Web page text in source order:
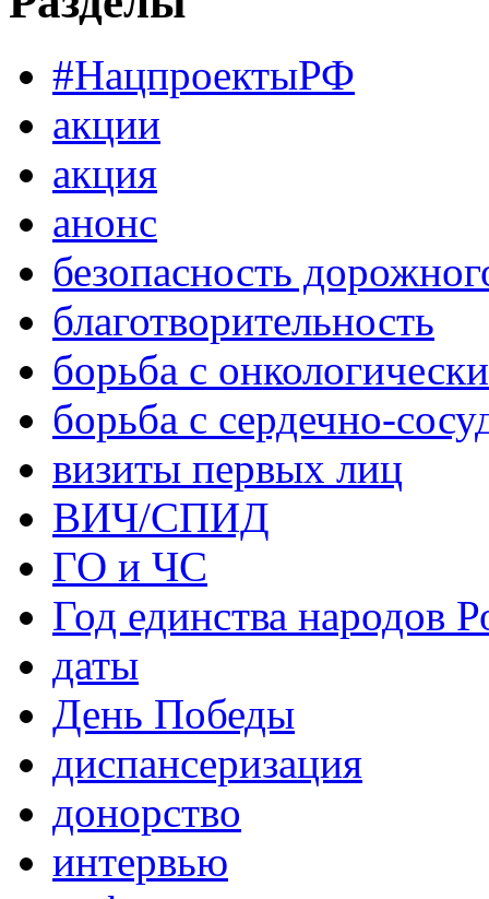
#НацпроектыРФ
акции
акция
анонс
безопасность
благотворительность
борьба с
борьба с сердечно-
визиты первых лиц
ВИЧ/СПИД
ГО и ЧС
Год единства народов
даты
День Победы
диспансеризация
донорство
интервью